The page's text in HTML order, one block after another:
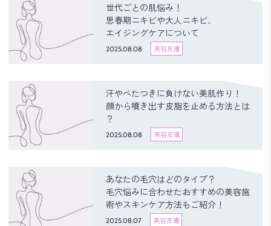
世代ごとの肌悩み！
思春期ニキビや大人ニキビ、
エイジングケアについて
2025.08.08 美容皮膚
汗やべたつきに負けない美肌作り！
顔から噴き出す皮脂を止める方法とは
？
2025.08.08 美容皮膚
あなたの毛穴はどのタイプ？
毛穴悩みに合わせたおすすめの美容施
術やスキンケア方法もご紹介！
2025.08.07 美容皮膚